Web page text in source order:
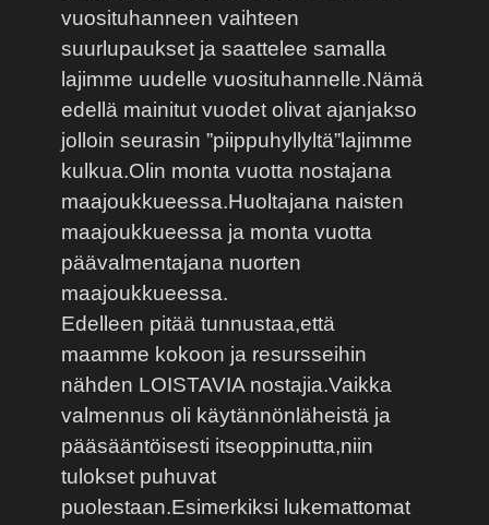
vuosituhanneen vaihteen
suurlupaukset ja saattelee samalla
lajimme uudelle vuosituhannelle.Nämä
edellä mainitut vuodet olivat ajanjakso
jolloin seurasin ”piippuhyllyltä”lajimme
kulkua.Olin monta vuotta nostajana
maajoukkueessa.Huoltajana naisten
maajoukkueessa ja monta vuotta
päävalmentajana nuorten
maajoukkueessa.
Edelleen pitää tunnustaa,että
maamme kokoon ja resursseihin
nähden LOISTAVIA nostajia.Vaikka
valmennus oli käytännönläheistä ja
pääsääntöisesti itseoppinutta,niin
tulokset puhuvat
puolestaan.Esimerkiksi lukemattomat